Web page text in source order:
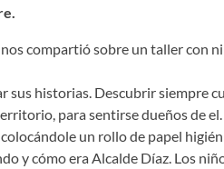
compartió sobre un taller con
historias. Descubrir siempre
para sentirse dueños de
un rollo de papel
y cómo era Alcalde Díaz. Los